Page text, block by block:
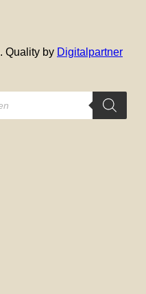
. Quality by Digitalpartner